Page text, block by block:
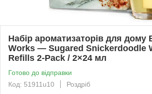
Набір ароматизаторів для дому
Works — Sugared Snickerdoodle
Refills 2-Pack / 2×24 мл
Готово до відправки
Код: 51911u10
Роздріб